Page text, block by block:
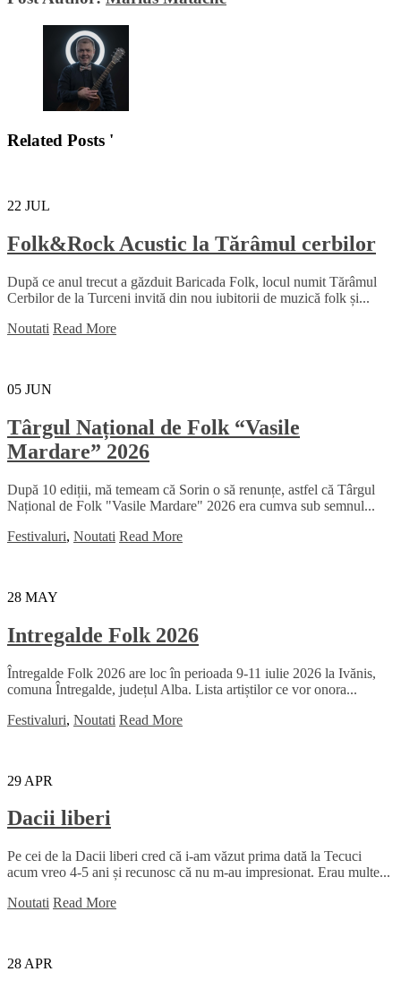
Related Posts '
22 JUL
Folk&Rock Acustic la Tărâmul cerbilor
După ce anul trecut a găzduit Baricada Folk, locul numit Tărâmul
Cerbilor de la Turceni invită din nou iubitorii de muzică folk și...
Noutati Read More
05 JUN
Târgul Național de Folk “Vasile
Mardare” 2026
După 10 ediții, mă temeam că Sorin o să renunțe, astfel că Târgul
Național de Folk "Vasile Mardare" 2026 era cumva sub semnul...
Festivaluri, Noutati Read More
28 MAY
Intregalde Folk 2026
Întregalde Folk 2026 are loc în perioada 9-11 iulie 2026 la Ivănis,
comuna Întregalde, județul Alba. Lista artiștilor ce vor onora...
Festivaluri, Noutati Read More
29 APR
Dacii liberi
Pe cei de la Dacii liberi cred că i-am văzut prima dată la Tecuci
acum vreo 4-5 ani și recunosc că nu m-au impresionat. Erau multe...
Noutati Read More
28 APR